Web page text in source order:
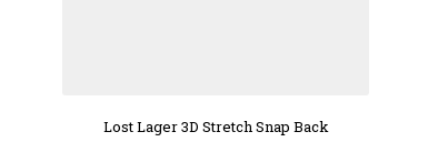
Lost Lager 3D Stretch Snap Back